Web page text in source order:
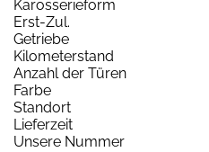
Karosserieform
Erst-Zul.
Getriebe
Kilometerstand
Anzahl der Türen
Farbe
Standort
Lieferzeit
Unsere Nummer